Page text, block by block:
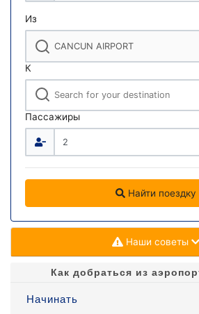
Из
К
Пассажиры
Найти поездку
Наши советы
Как добраться из
Начинать